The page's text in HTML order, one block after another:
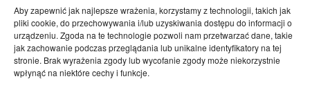
Aby zapewnić jak najlepsze wrażenia, korzystamy z technologii, takich jak
pliki cookie, do przechowywania i/lub uzyskiwania dostępu do informacji o
urządzeniu. Zgoda na te technologie pozwoli nam przetwarzać dane, takie
jak zachowanie podczas przeglądania lub unikalne identyfikatory na tej
stronie. Brak wyrażenia zgody lub wycofanie zgody może niekorzystnie
wpłynąć na niektóre cechy i funkcje.
Temat dnia
4601
Publicystyka
4363
Polityka
3639
Polska